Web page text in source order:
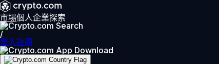
市場個人企業探索
/
登入註冊